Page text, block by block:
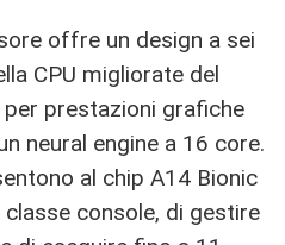
offre un design a sei
CPU migliorate del
prestazioni grafiche
neural engine a 16 core.
al chip A14 Bionic
console, di gestire